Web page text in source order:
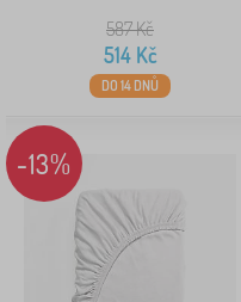
587Kč
514Kč
DO 14 DNŮ
-13%